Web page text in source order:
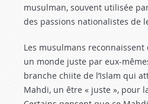
musulman, souvent utilisée
des passions nationalistes de
Les musulmans reconnaissent
un monde juste par eux-
branche chiite de l’Islam qui
Mahdi, un être « juste », pour